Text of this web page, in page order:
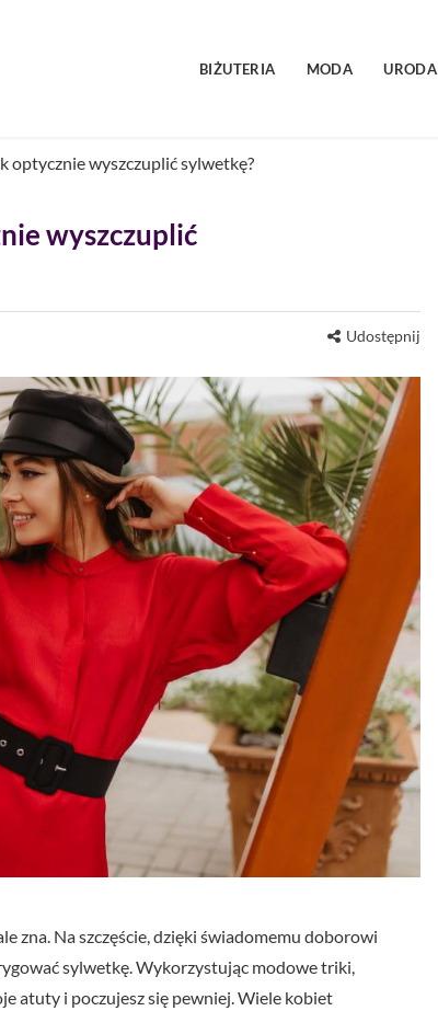
BIŻUTERIA MODA URODA
optycznie wyszczuplić sylwetkę?
wyszczuplić
Udostępnij
zna. Na szczęście, dzięki świadomemu doborowi
sylwetkę. Wykorzystując modowe triki,
atuty i poczujesz się pewniej. Wiele kobiet